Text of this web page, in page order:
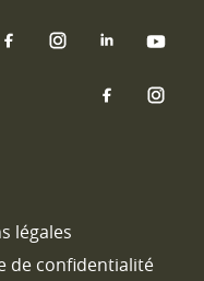
légales
de confidentialité